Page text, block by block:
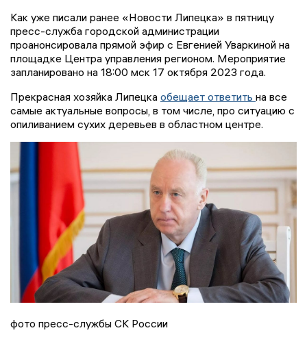
Как уже писали ранее «Новости Липецка» в пятницу
пресс-служба городской администрации
проанонсировала прямой эфир с Евгенией Уваркиной на
площадке Центра управления регионом. Мероприятие
запланировано на 18:00 мск 17 октября 2023 года.
Прекрасная хозяйка Липецка обещает ответить на все
самые актуальные вопросы, в том числе, про ситуацию с
опиливанием сухих деревьев в областном центре.
фото пресс-службы СК России